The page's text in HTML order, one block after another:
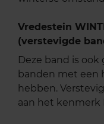
Vredestein
(verstevigde
Deze band is
banden met een
hebben.
aan het kenmerk